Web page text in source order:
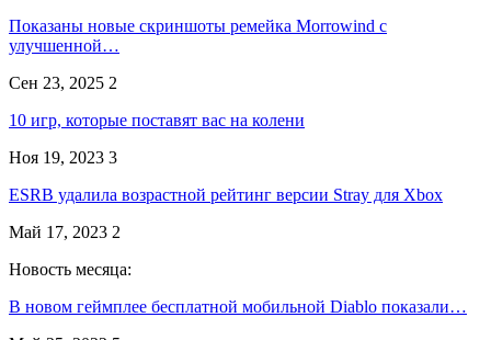
Показаны новые скриншоты ремейка Morrowind с
улучшенной…
Сен 23, 2025 2
10 игр, которые поставят вас на колени
Ноя 19, 2023 3
ESRB удалила возрастной рейтинг версии Stray для Xbox
Май 17, 2023 2
Новость месяца:
В новом геймплее бесплатной мобильной Diablo показали…